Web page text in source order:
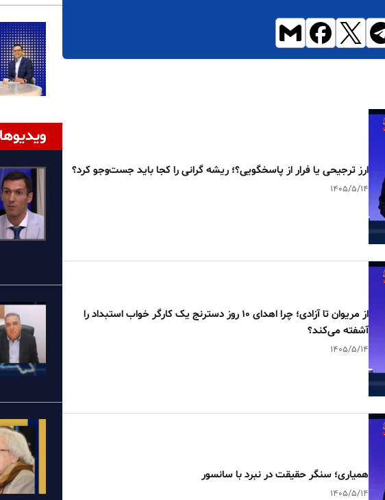
ارز ترجیحی یا فرار از پاسخگویی؟؛ ریشه گرانی را کجا باید جست‌وجو کرد؟
۱۴۰۵/۵/۱۴
از مریوان تا آزادی؛ چرا اهدای ۱۰ روز دسترنج یک کارگر خواب استبداد را
آشفته می‌کند؟
۱۴۰۵/۵/۱۴
همیاری؛ سنگر حقیقت در نبرد با سانسور
۱۴۰۵/۵/۱۴